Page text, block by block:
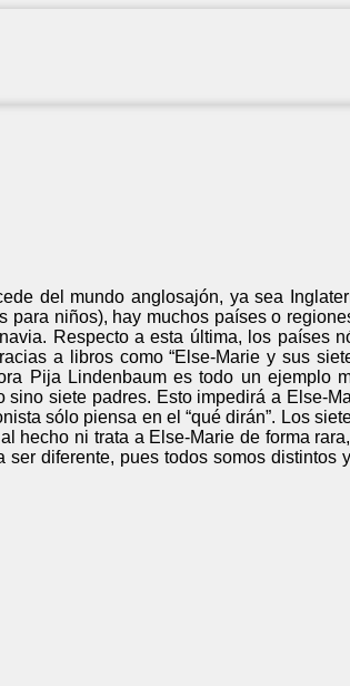
del mundo anglosajón, ya sea
niños), hay muchos países o
Respecto a esta última, los países
a libros como “Else-Marie y sus
Pija Lindenbaum es todo un ejemplo
siete padres. Esto impedirá a Else-
sólo piensa en el “qué dirán”. Los
hecho ni trata a Else-Marie de forma
diferente, pues todos somos distintos